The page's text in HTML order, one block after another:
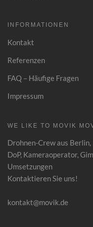
INFORMATIONEN
Kontakt
Referenzen
FAQ – Häufige Fragen
Impressum
WE LIKE TO MOVIK
Drohnen-Crew aus
DoP, Kameraoperator,
Umsetzungen
Kontaktieren Sie uns!
kontakt@movik.de